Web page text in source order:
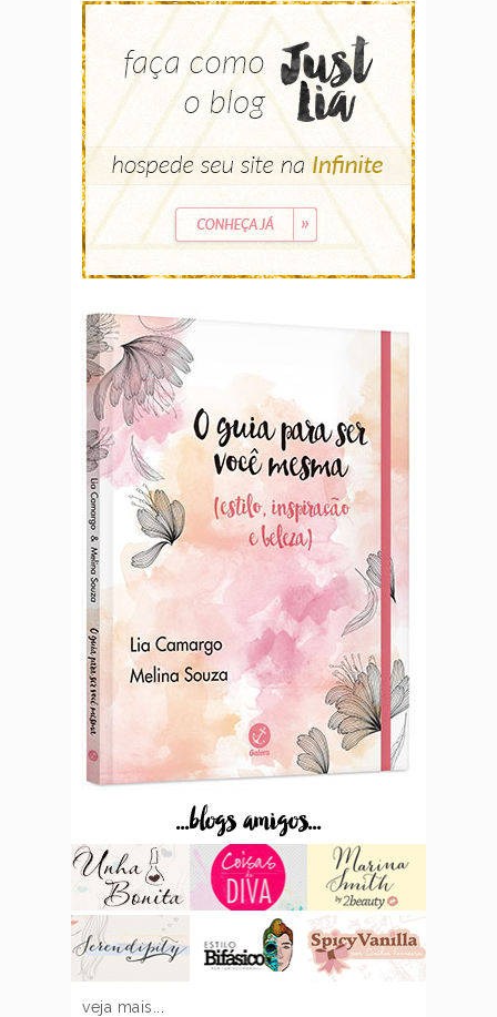
...blogs amigos...
veja mais...